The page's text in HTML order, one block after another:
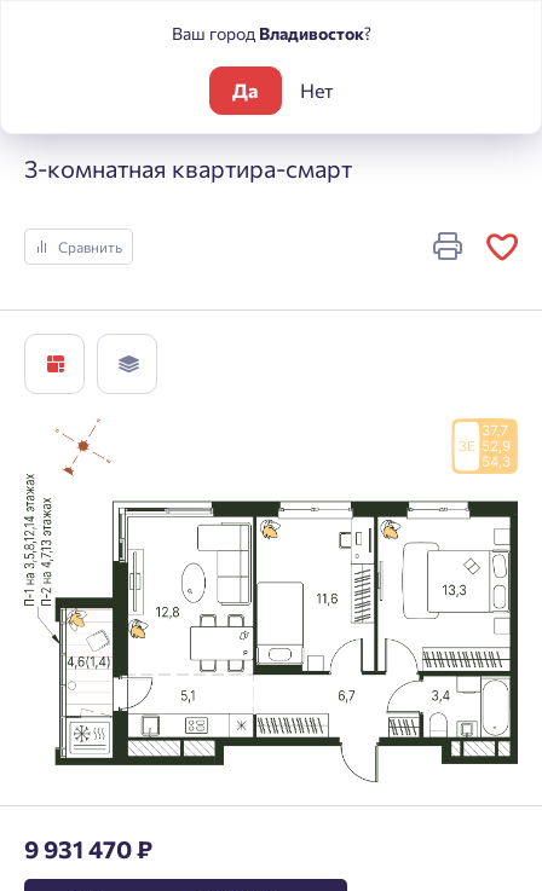
Погода
3-комнатная квартира-смарт
Сравнить
9 931 470 ₽
Ваш город Владивосток?
Да Нет